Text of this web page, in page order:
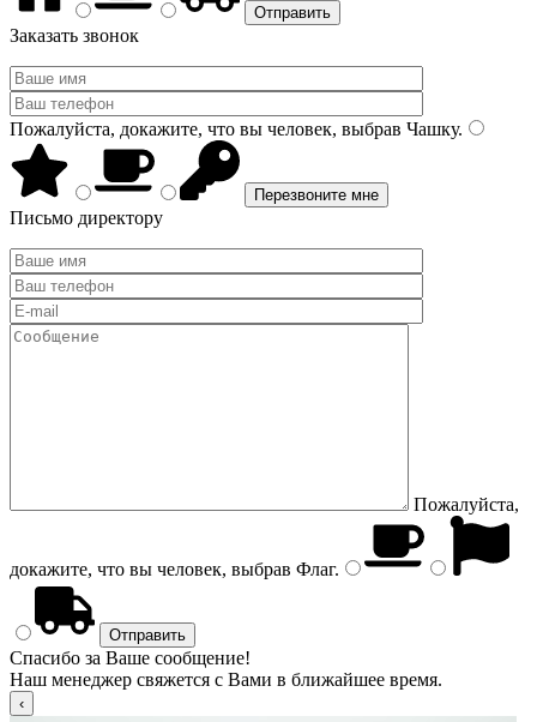
Заказать звонок
Пожалуйста, докажите, что вы человек, выбрав Чашку.
Письмо директору
Пожалуйста,
докажите, что вы человек, выбрав Флаг.
Спасибо за Ваше сообщение!
Наш менеджер свяжется с Вами в ближайшее время.